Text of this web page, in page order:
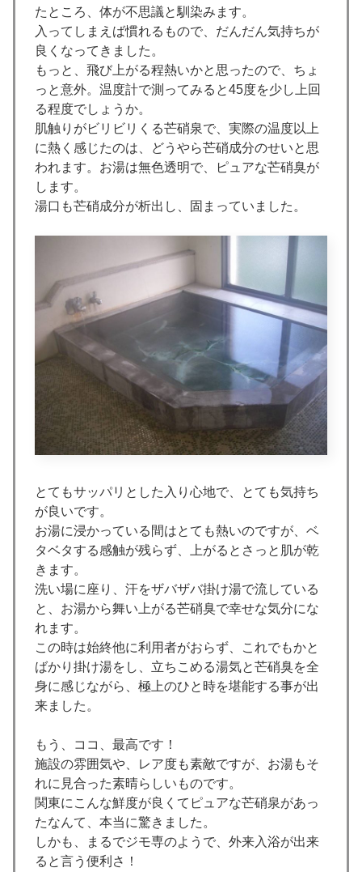
たところ、体が不思議と馴染みます。
入ってしまえば慣れるもので、だんだん気持ちが
良くなってきました。
もっと、飛び上がる程熱いかと思ったので、ちょ
っと意外。温度計で測ってみると45度を少し上回
る程度でしょうか。
肌触りがビリビリくる芒硝泉で、実際の温度以上
に熱く感じたのは、どうやら芒硝成分のせいと思
われます。お湯は無色透明で、ピュアな芒硝臭が
します。
湯口も芒硝成分が析出し、固まっていました。
とてもサッパリとした入り心地で、とても気持ち
が良いです。
お湯に浸かっている間はとても熱いのですが、ベ
タベタする感触が残らず、上がるとさっと肌が乾
きます。
洗い場に座り、汗をザバザバ掛け湯で流している
と、お湯から舞い上がる芒硝臭で幸せな気分にな
れます。
この時は始終他に利用者がおらず、これでもかと
ばかり掛け湯をし、立ちこめる湯気と芒硝臭を全
身に感じながら、極上のひと時を堪能する事が出
来ました。
もう、ココ、最高です！
施設の雰囲気や、レア度も素敵ですが、お湯もそ
れに見合った素晴らしいものです。
関東にこんな鮮度が良くてピュアな芒硝泉があっ
たなんて、本当に驚きました。
しかも、まるでジモ専のようで、外来入浴が出来
ると言う便利さ！